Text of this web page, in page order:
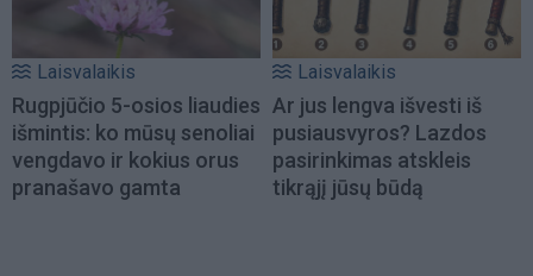
Laisvalaikis
Rugpjūčio 5-osios liaudies
išmintis: ko mūsų senoliai
vengdavo ir kokius orus
pranašavo gamta
Laisvalaikis
Ar jus lengva išvesti iš
pusiausvyros? Lazdos
pasirinkimas atskleis
tikrąjį jūsų būdą